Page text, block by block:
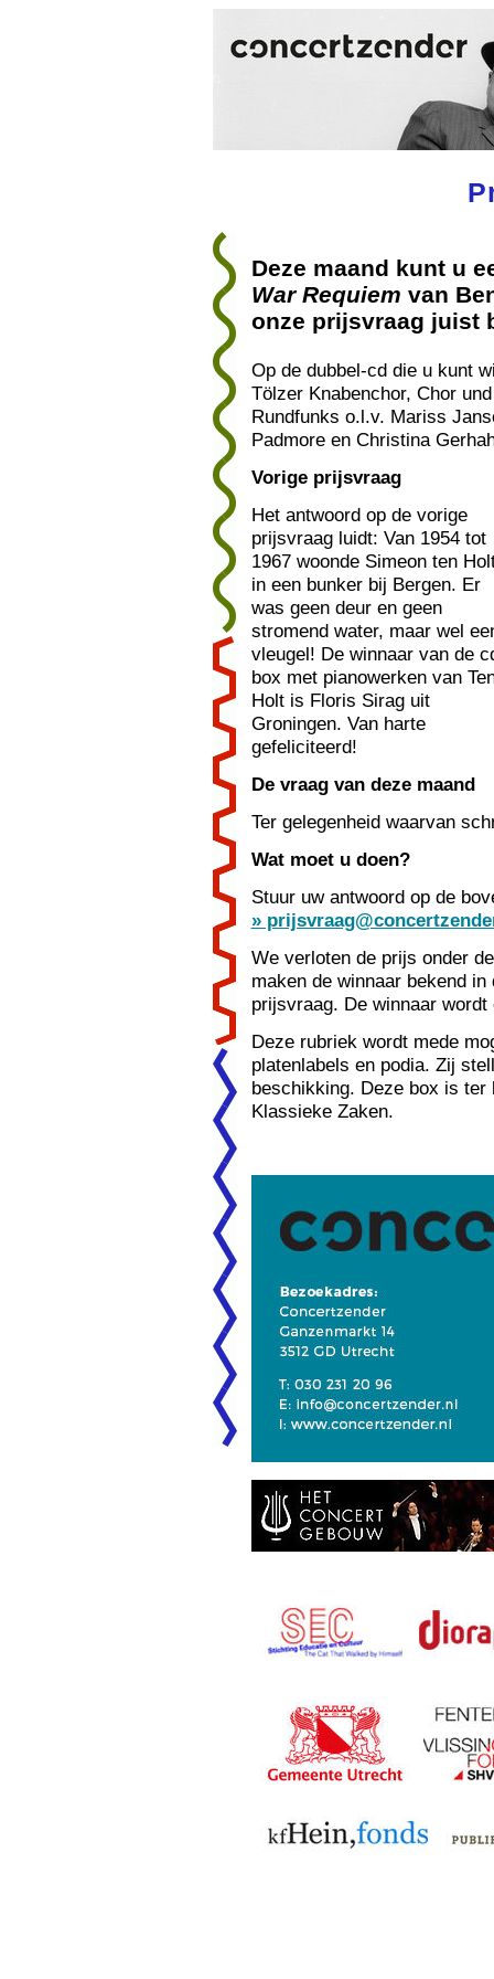
Deze maand kunt u
War Requiem van
onze prijsvraag juist
Op de dubbel-cd die u kunt
Tölzer Knabenchor, Chor
Rundfunks o.l.v. Mariss
Padmore en Christina
Vorige prijsvraag
Het antwoord op de vorige
prijsvraag luidt: Van 1954 tot
1967 woonde Simeon ten
in een bunker bij Bergen. Er
was geen deur en geen
stromend water, maar wel
vleugel! De winnaar van de
box met pianowerken van
Holt is Floris Sirag uit
Groningen. Van harte
gefeliciteerd!
De vraag van deze maand
Ter gelegenheid waarvan
Wat moet u doen?
Stuur uw antwoord op de
»
We verloten de prijs onder
maken de winnaar bekend
prijsvraag. De winnaar
Deze rubriek wordt mede
platenlabels en podia. Zij
beschikking. Deze box is ter
Klassieke Zaken.